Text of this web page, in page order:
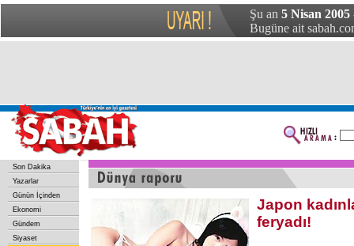
Şu an 5 Nisan 2005
Bugüne ait
Son Dakika
Yazarlar
Günün İçinden
Ekonomi
Gündem
Siyaset
Japon
feryadı!